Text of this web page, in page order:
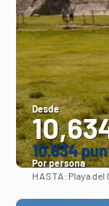
Desde
10.634
Por persona
HASTA: Playa del